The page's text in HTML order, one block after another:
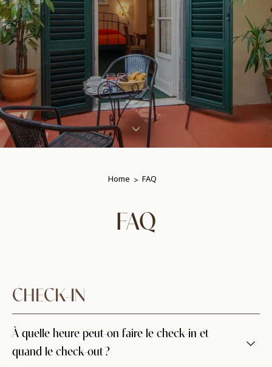
Arrivée anticipée
Chambres avec
balcon
Home FAQ
FAQ
CHECK-IN
À quelle heure peut-on faire le check-in et
quand le check-out ?